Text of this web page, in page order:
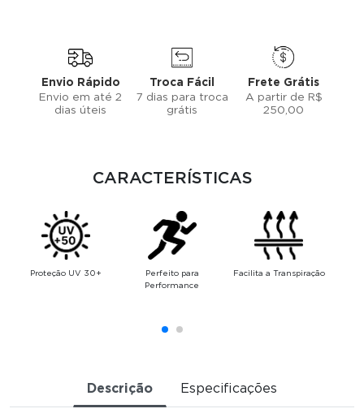
Envio Rápido
Envio em até 2
dias úteis
Troca Fácil
7 dias para troca
grátis
Frete Grátis
A partir de R$
250,00
CARACTERÍSTICAS
Proteção UV 30+
Perfeito para
Performance
Facilita a Transpiração
Descrição Especificações